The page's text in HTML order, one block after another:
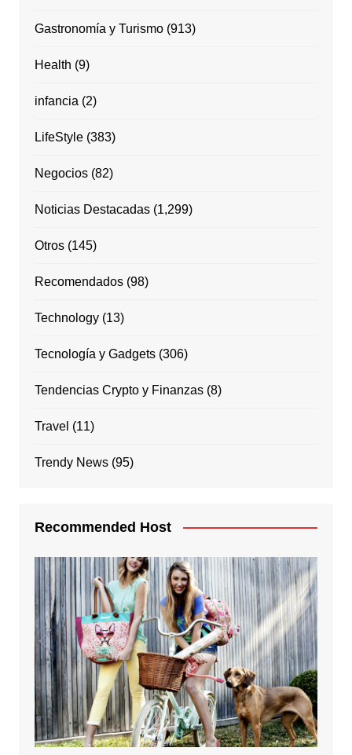
Gastronomía y Turismo(913)
Health (9)
infancia (2)
LifeStyle(383)
Negocios(82)
Noticias Destacadas(1,299)
Otros(145)
Recomendados(98)
Technology(13)
Tecnología y Gadgets(306)
Tendencias Crypto y Finanzas(8)
Travel (11)
Trendy News(95)
Recommended Host